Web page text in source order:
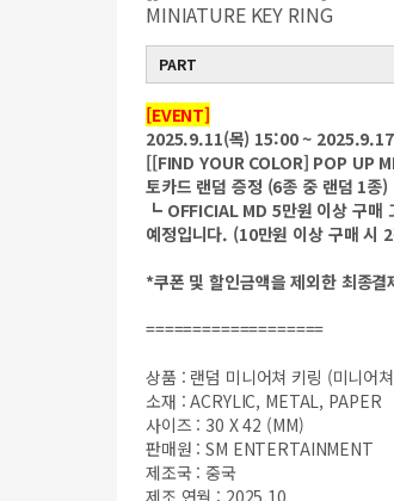
MINIATURE KEY RING
PART
[EVENT]
2025.9.11(목) 15:00 ~
[[FIND YOUR COLOR] POP UP
토카드 랜덤 증정 (6종 중 랜덤 1종)
┗ OFFICIAL MD 5만원 이상 구매
예정입니다. (10만원 이상 구매 시
*쿠폰 및 할인금액을 제외한 최종결
===================
상품 : 랜덤 미니어쳐 키링 (미니어
소재 : ACRYLIC, METAL, PAPER
사이즈 : 30 X 42 (MM)
판매원 : SM ENTERTAINMENT
제조국 : 중국
제조 연월 : 2025.10